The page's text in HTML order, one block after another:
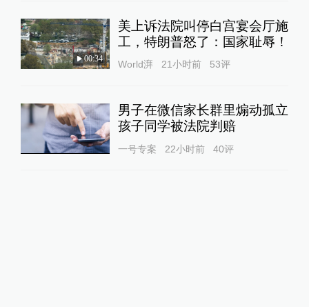
00:34
美上诉法院叫停白宫宴会厅施
工，特朗普怒了：国家耻辱！
World湃 21小时前 53评
男子在微信家长群里煽动孤立
孩子同学被法院判赔
一号专案 22小时前 40评